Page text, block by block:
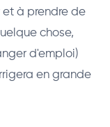
à prendre de
chose,
d'emploi)
en grande